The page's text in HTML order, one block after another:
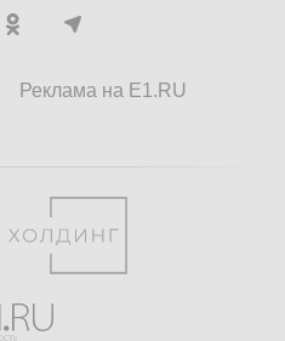
Реклама на E1.RU